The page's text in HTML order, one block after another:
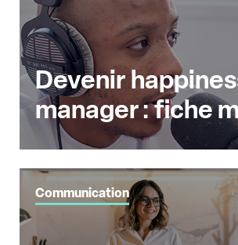
Devenir
manager : fiche
Communication